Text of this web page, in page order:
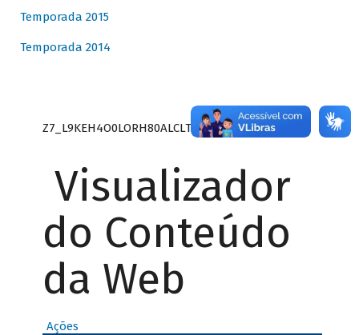
Temporada 2015
Temporada 2014
Z7_L9KEH4O0LORH80ALCLTPF80S27
Visualizador
do Conteúdo
da Web
Ações